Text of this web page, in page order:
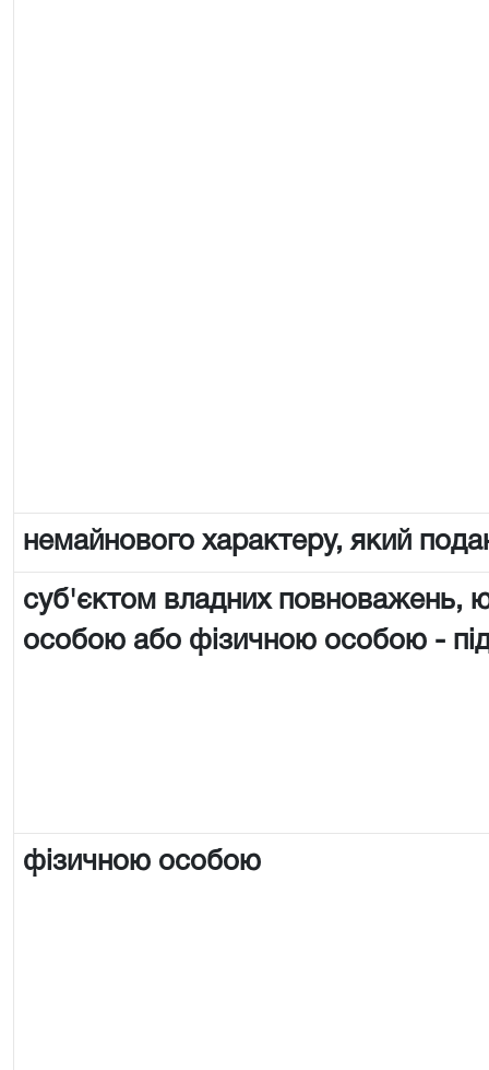
немайнового характеру, який
суб'єктом владних повноважень,
особою або фізичною особою -
фізичною особою